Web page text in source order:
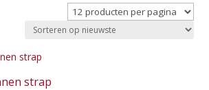
strap